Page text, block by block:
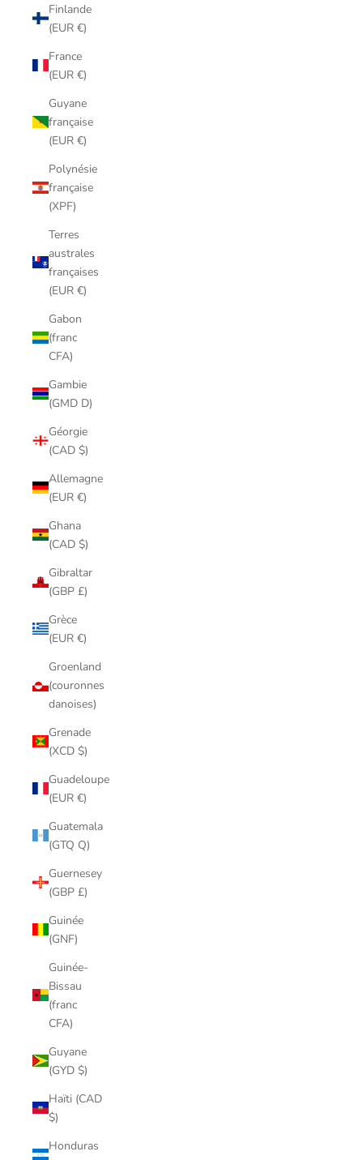
Finlande
(EUR €)
France
(EUR €)
Guyane
française
(EUR €)
Polynésie
française
(XPF)
Terres
australes
françaises
(EUR €)
Gabon
(franc
CFA)
Gambie
(GMD D)
Géorgie
(CAD $)
Allemagne
(EUR €)
Ghana
(CAD $)
Gibraltar
(GBP £)
Grèce
(EUR €)
Groenland
(couronnes
danoises)
Grenade
(XCD $)
Guadeloupe
(EUR €)
Guatemala
(GTQ Q)
Guernesey
(GBP £)
Guinée
(GNF)
Guinée-
Bissau
(franc
CFA)
Guyane
(GYD $)
Haïti (CAD
$)
Honduras